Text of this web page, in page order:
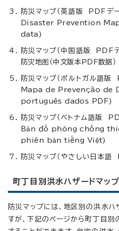
防災マップ（英語版 PDFデー
Disaster Prevention
data)
防災マップ（中国語版 PDFデ
防灾地图（中文版本PDF数据）
防災マップ（ポルトガル語版
Mapa de Prevenção de
português dados PDF)
防災マップ（ベトナム語版
Bản đồ phòng chống
phiên bản tiếng Việt)
防災マップ（やさしい日本語
町丁目別洪水ハザードマップ
防災マップには、地区別の洪水ハ
すが、下記のページから町丁目別